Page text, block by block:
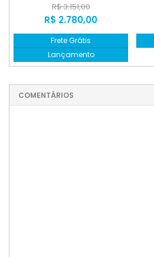
R$ 3.151,00
R$ 2.780,00
Frete Grátis
Lançamento
COMENTÁRIOS